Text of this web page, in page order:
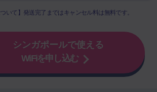
いて】発送完了まではキャンセル料は無料です。
シンガポールで使える
WiFiを申し込む